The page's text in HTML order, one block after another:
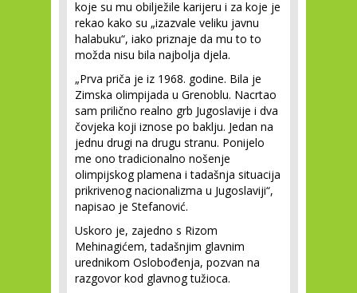
koje su mu obilježile karijeru i za koje je
rekao kako su „izazvale veliku javnu
halabuku“, iako priznaje da mu to to
možda nisu bila najbolja djela.
„Prva priča je iz 1968. godine. Bila je
Zimska olimpijada u Grenoblu. Nacrtao
sam prilično realno grb Jugoslavije i dva
čovjeka koji iznose po baklju. Jedan na
jednu drugi na drugu stranu. Ponijelo
me ono tradicionalno nošenje
olimpijskog plamena i tadašnja situacija
prikrivenog nacionalizma u Jugoslaviji“,
napisao je Stefanović.
Uskoro je, zajedno s Rizom
Mehinagićem, tadašnjim glavnim
urednikom Oslobođenja, pozvan na
razgovor kod glavnog tužioca.